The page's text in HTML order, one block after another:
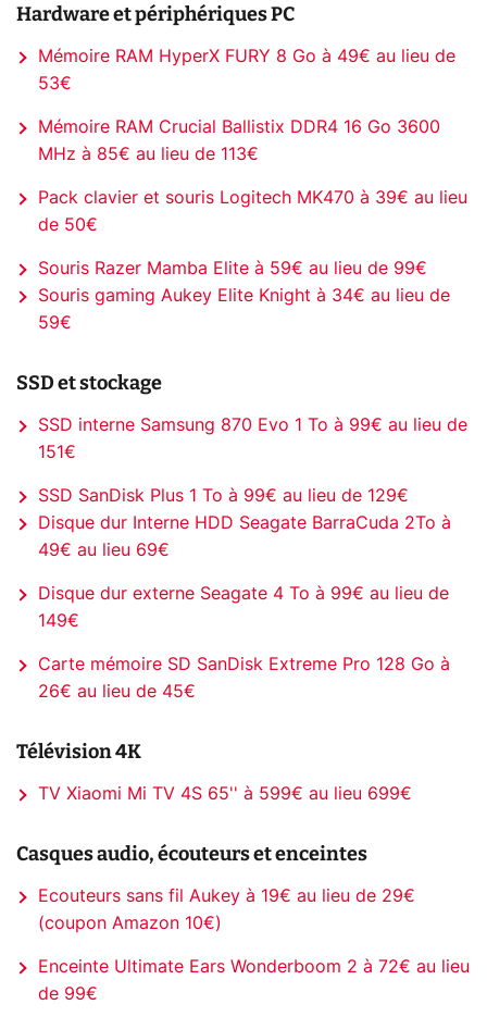
Hardware et périphériques PC
Mémoire RAM HyperX FURY 8 Go à 49€ au lieu de
53€
Mémoire RAM Crucial Ballistix DDR4 16 Go 3600
MHz à 85€ au lieu de 113€
Pack clavier et souris Logitech MK470 à 39€ au lieu
de 50€
Souris Razer Mamba Elite à 59€ au lieu de 99€
Souris gaming Aukey Elite Knight à 34€ au lieu de
59€
SSD et stockage
SSD interne Samsung 870 Evo 1 To à 99€ au lieu de
151€
SSD SanDisk Plus 1 To à 99€ au lieu de 129€
Disque dur Interne HDD Seagate BarraCuda 2To à
49€ au lieu 69€
Disque dur externe Seagate 4 To à 99€ au lieu de
149€
Carte mémoire SD SanDisk Extreme Pro 128 Go à
26€ au lieu de 45€
Télévision 4K
TV Xiaomi Mi TV 4S 65'' à 599€ au lieu 699€
Casques audio, écouteurs et enceintes
Ecouteurs sans fil Aukey à 19€ au lieu de 29€
(coupon Amazon 10€)
Enceinte Ultimate Ears Wonderboom 2 à 72€ au lieu
de 99€